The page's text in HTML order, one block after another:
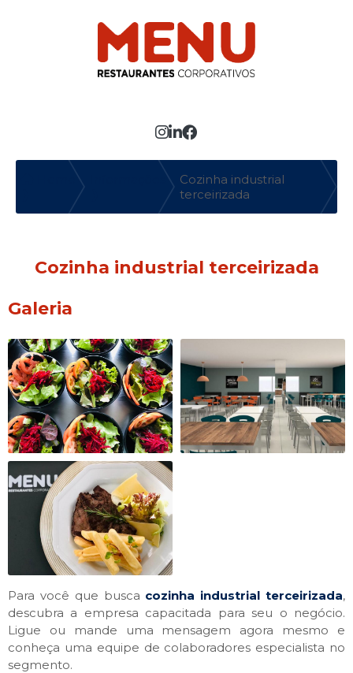
Entre em contato com um de nossos especialistas!
Cozinha industrial
terceirizada
Cozinha industrial terceirizada
Galeria
Para você que busca cozinha industrial terceirizada,
descubra a empresa capacitada para seu o negócio.
Ligue ou mande uma mensagem agora mesmo e
conheça uma equipe de colaboradores especialista no
segmento.